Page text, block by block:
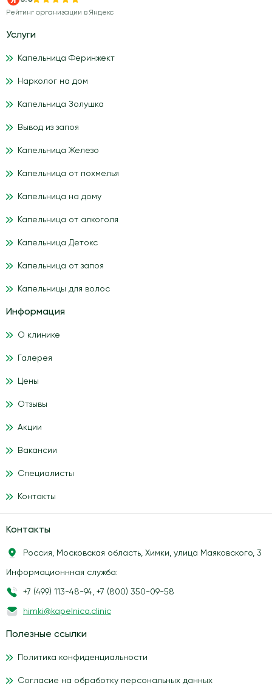
Рейтинг организации в Яндекс
Услуги
Капельница Феринжект
Нарколог на дом
Капельница Золушка
Вывод из запоя
Капельница Железо
Капельница от похмелья
Капельница на дому
Капельница от алкоголя
Капельница Детокс
Капельница от запоя
Капельницы для волос
Информация
О клинике
Галерея
Цены
Отзывы
Акции
Вакансии
Специалисты
Контакты
Контакты
Россия, Московская область, Химки, улица Маяковского, 3
Информационнная служба:
+7 (499) 113-48-94, +7 (800) 350-09-58
himki@kapelnica.clinic
Полезные ссылки
Политика конфиденциальности
Согласие на обработку персональных данных